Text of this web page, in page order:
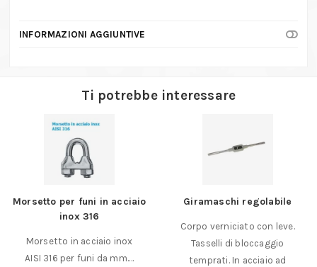
INFORMAZIONI AGGIUNTIVE
Ti potrebbe interessare
Morsetto per funi in acciaio
inox 316
Morsetto in acciaio inox
AISI 316 per funi da mm.…
Giramaschi regolabile
Corpo verniciato con leve.
Tasselli di bloccaggio
temprati. In acciaio ad